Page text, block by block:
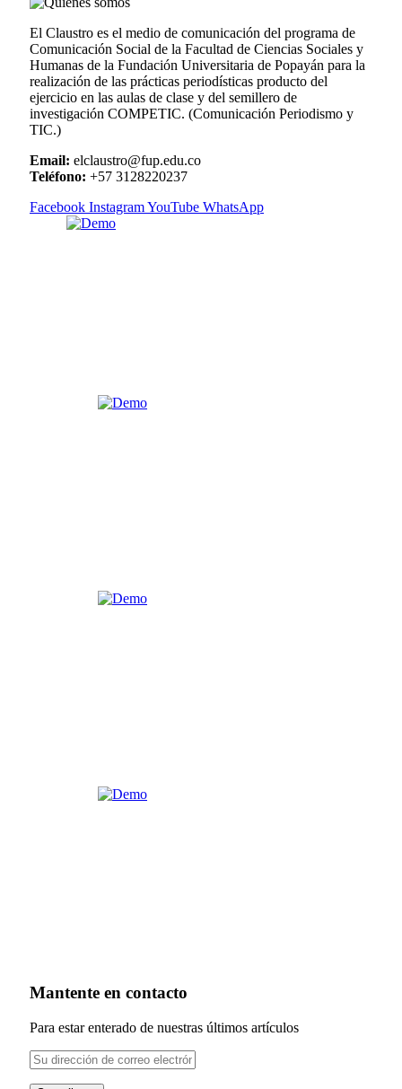
El Claustro es el medio de comunicación del programa de
Comunicación Social de la Facultad de Ciencias Sociales y
Humanas de la Fundación Universitaria de Popayán para la
realización de las prácticas periodísticas producto del
ejercicio en las aulas de clase y del semillero de
investigación COMPETIC. (Comunicación Periodismo y
TIC.)
Email: elclaustro@fup.edu.co
Teléfono: +57 3128220237
Facebook InstagramYouTube WhatsApp
Mantente en contacto
Para estar enterado de nuestras últimos artículos